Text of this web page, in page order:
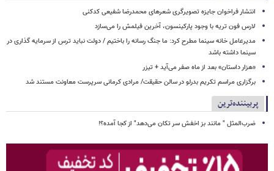
انتشار فراخوان جایزه تصویرگری شعرهای محمدرضا شفیعی کدکنی
لارس فون تریه با وجود پارکینسون، آخرین فیلمش را می‌سازد
مدیرعامل خانه سینما مطرح‌ کرد: ما جنگ رسانه را باختیم / دولت نباید ترس از سرمایه گذاری در
سینما داشته باشد
«هزار داستان» بعد از ماه صفر می‌آید + تیزر
برگزاری مراسم تکریم بدرلو در سالن حقیقت/ مرادی کرمانی سرپرست معاونت مستند شد
پربیننده‌ترین
ضرب‌المثل " مانند بز اخفش سر تکان می‌دهد" از کجا آمده؟!